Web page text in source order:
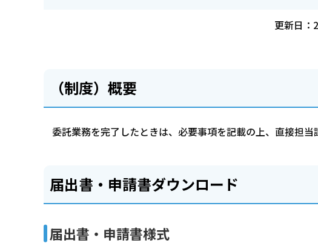
更新日：
（制度）概要
委託業務を完了したときは、必要事項を記載の上、直接担当
届出書・申請書ダウンロード
届出書・申請書様式